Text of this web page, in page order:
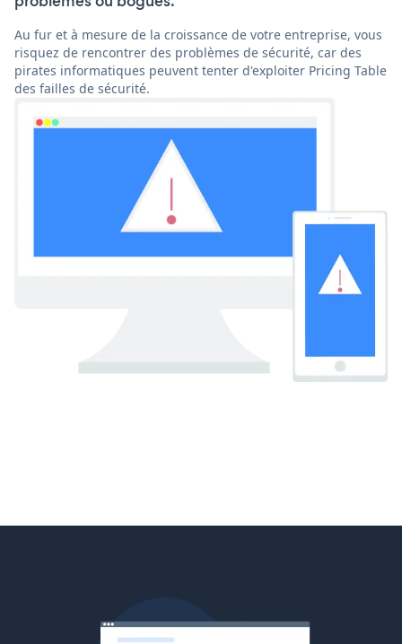
Au fur et à mesure de la croissance de votre entreprise, vous
risquez de rencontrer des problèmes de sécurité, car des
pirates informatiques peuvent tenter d'exploiter Pricing Table
des failles de sécurité.